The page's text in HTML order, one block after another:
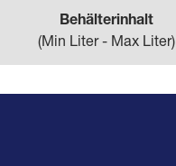
Behälterinhalt
(Min Liter - Max Liter)